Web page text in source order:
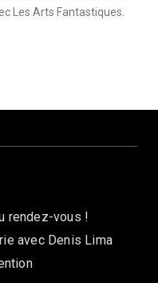
Les Arts Fantastiques.
rendez-vous !
avec Denis Lima